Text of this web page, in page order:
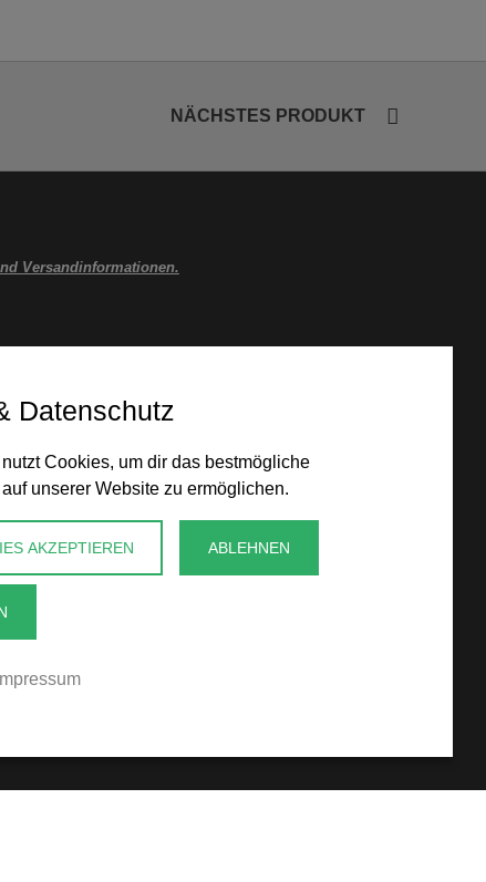
NÄCHSTES PRODUKT
Versandinformationen.
Datenschutz
Cookies, um dir das bestmögliche
unserer Website zu ermöglichen.
AKZEPTIEREN ABLEHNEN
Impressum